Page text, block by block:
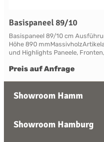
Basispaneel 89/10
Basispaneel 89/10 cm
Höhe 890
und Highlights Paneele,
Modellen mit variablen
Service Die Palette der
mischen. Jedes Möbelstück
Wunschfarbton aus der
Preis auf Anfrage
Showroom Hamm
Showroom Hamburg